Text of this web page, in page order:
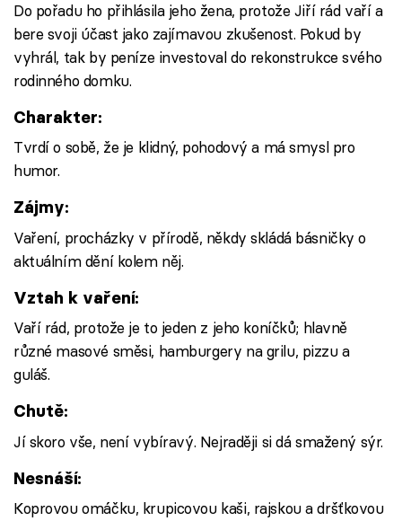
Do pořadu ho přihlásila jeho žena, protože Jiří rád vaří a
bere svoji účast jako zajímavou zkušenost. Pokud by
vyhrál, tak by peníze investoval do rekonstrukce svého
rodinného domku.
Charakter:
Tvrdí o sobě, že je klidný, pohodový a má smysl pro
humor.
Zájmy:
Vaření, procházky v přírodě, někdy skládá básničky o
aktuálním dění kolem něj.
Vztah k vaření:
Vaří rád, protože je to jeden z jeho koníčků; hlavně
různé masové směsi, hamburgery na grilu, pizzu a
guláš.
Chutě:
Jí skoro vše, není vybíravý. Nejraději si dá smažený sýr.
Nesnáší:
Koprovou omáčku, krupicovou kaši, rajskou a dršťkovou